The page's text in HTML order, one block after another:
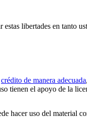
libertades en tanto
crédito de manera adecuada
tienen el apoyo de la
hacer uso del material